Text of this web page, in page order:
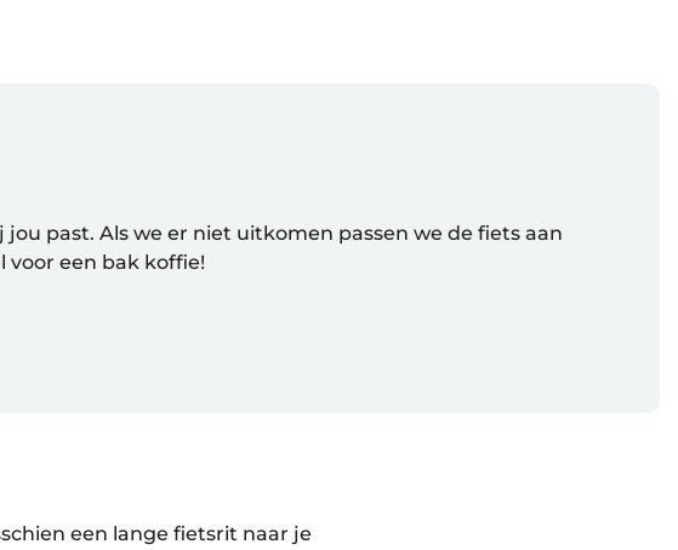
past. Als we er niet uitkomen passen we de fiets aan
voor een bak koffie!
een lange fietsrit naar je